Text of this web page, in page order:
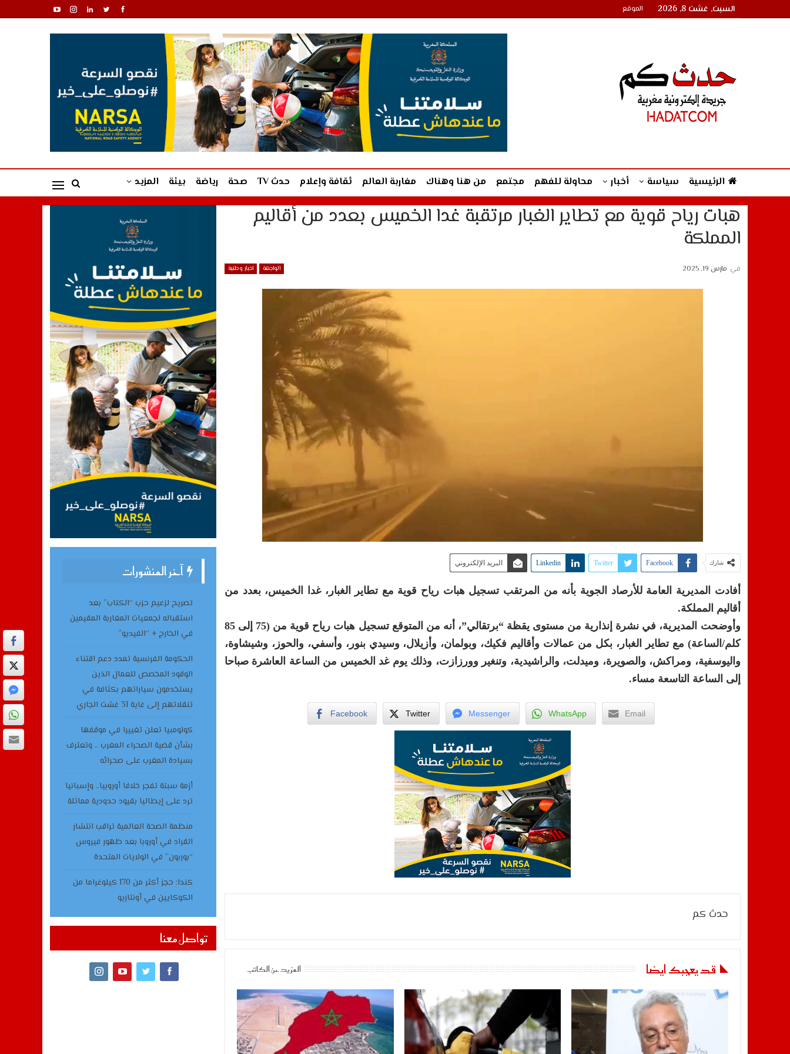
السبت, غشت 8, 2026 الموقع
الرئيسية سياسة أخبار محاولة للفهم مجتمع من هنا وهناك مغاربة العالم ثقافة وإعلام حدث TV صحة رياضة بيئة المزيد
هبات رياح قوية مع تطاير الغبار مرتقبة غدا الخميس بعدد من أقاليم
المملكة
الواجهة اخبار وطنية في مارس 19, 2025
شارك Facebook
Twitter
Linkedin البريد الإلكتروني
أفادت المديرية العامة للأرصاد الجوية بأنه من المرتقب تسجيل هبات رياح قوية مع تطاير الغبار، غدا الخميس، بعدد من
أقاليم المملكة.
وأوضحت المديرية، في نشرة إنذارية من مستوى يقظة “برتقالي”، أنه من المتوقع تسجيل هبات رياح قوية من (75 إلى 85
كلم/الساعة) مع تطاير الغبار، بكل من عمالات وأقاليم فكيك، وبولمان، وأزيلال، وسيدي بنور، وأسفي، والحوز، وشيشاوة،
واليوسفية، ومراكش، والصويرة، وميدلت، والراشيدية، وتنغير وورزازت، وذلك يوم غد الخميس من الساعة العاشرة صباحا
إلى الساعة التاسعة مساء.
Facebook Twitter Messenger WhatsApp Email
حدث كم
قد يعجبك ايضا المزيد عن الكاتب
آخر المنشورات
تصريح لزعيم حزب “الكتاب” بعد
استقباله لجمعيات المغاربة المقيمين
في الخارج + “الفيديو”
الحكومة الفرنسية تمدد دعم اقتناء
الوقود المخصص للعمال الذين
يستخدمون سياراتهم بكثافة في
تنقلاتهم إلى غاية 31 غشت الجاري
كولومبيا تعلن تغييرا في موقفها
بشأن قضية الصحراء المغرب .. وتعترف
بسيادة المغرب على صحرائه
أزمة سبتة تفجر خلافا أوروبيا.. وإسبانيا
ترد على إيطاليا بقيود حدودية مماثلة
منظمة الصحة العالمية تراقب انتشار
القراد في أوروبا بعد ظهور فيروس
“بوربون” في الولايات المتحدة
كندا: حجز أكثر من 170 كيلوغراما من
الكوكايين في أونتاريو
تواصل معنا